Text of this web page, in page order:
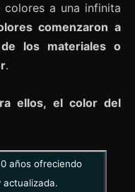
a una infinita
comenzaron a
los materiales o
.
ellos, el color del
años ofreciendo
actualizada.